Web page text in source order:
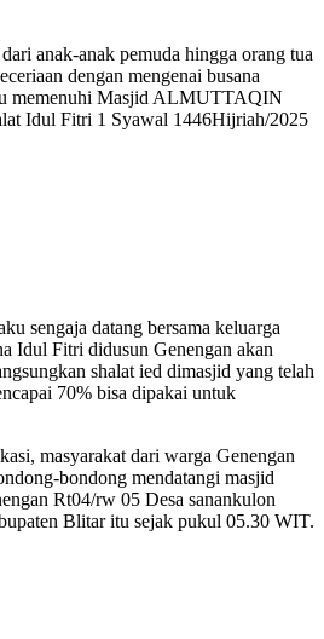
anak-anak pemuda hingga orang tua
dengan mengenai busana
memenuhi Masjid ALMUTTAQIN
Idul Fitri 1 Syawal 1446Hijriah/2025
sengaja datang bersama keluarga
Idul Fitri didusun Genengan akan
shalat ied dimasjid yang telah
70% bisa dipakai untuk
masyarakat dari warga Genengan
bondong mendatangi masjid
Rt04/rw 05 Desa sanankulon
Blitar itu sejak pukul 05.30 WIT.